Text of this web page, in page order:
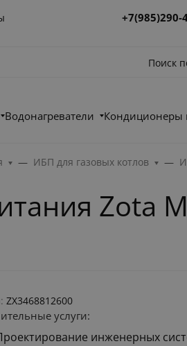
+7(985)290-
Поиск
Водонагреватели Кондиционеры
ИБП для газовых котлов
Zota
ZX3468812600
услуги:
инженерных